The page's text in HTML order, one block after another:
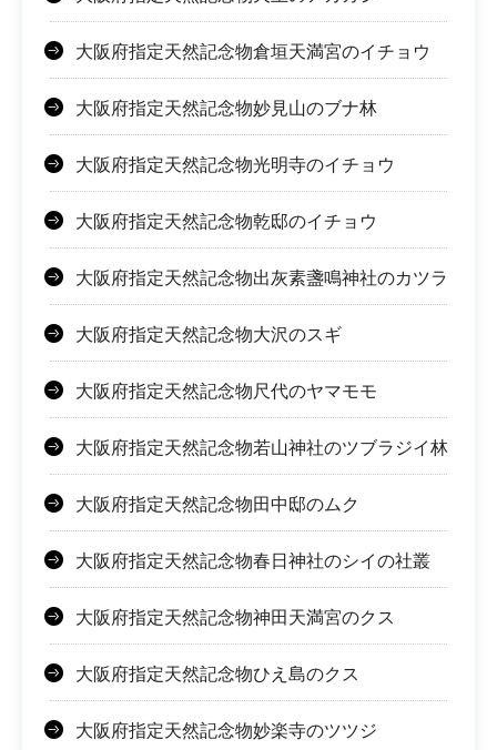
大阪府指定天然記念物倉垣天満宮のイチョウ
大阪府指定天然記念物妙見山のブナ林
大阪府指定天然記念物光明寺のイチョウ
大阪府指定天然記念物乾邸のイチョウ
大阪府指定天然記念物出灰素盞鳴神社のカツラ
大阪府指定天然記念物大沢のスギ
大阪府指定天然記念物尺代のヤマモモ
大阪府指定天然記念物若山神社のツブラジイ林
大阪府指定天然記念物田中邸のムク
大阪府指定天然記念物春日神社のシイの社叢
大阪府指定天然記念物神田天満宮のクス
大阪府指定天然記念物ひえ島のクス
大阪府指定天然記念物妙楽寺のツツジ